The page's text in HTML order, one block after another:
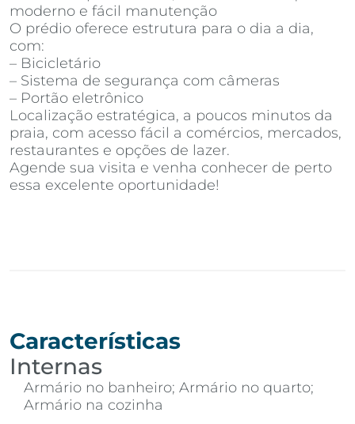
moderno e fácil manutenção
O prédio oferece estrutura para o dia a dia,
com:
– Bicicletário
– Sistema de segurança com câmeras
– Portão eletrônico
Localização estratégica, a poucos minutos da
praia, com acesso fácil a comércios, mercados,
restaurantes e opções de lazer.
Agende sua visita e venha conhecer de perto
essa excelente oportunidade!
Características
Internas
Armário no banheiro; Armário no quarto;
Armário na cozinha